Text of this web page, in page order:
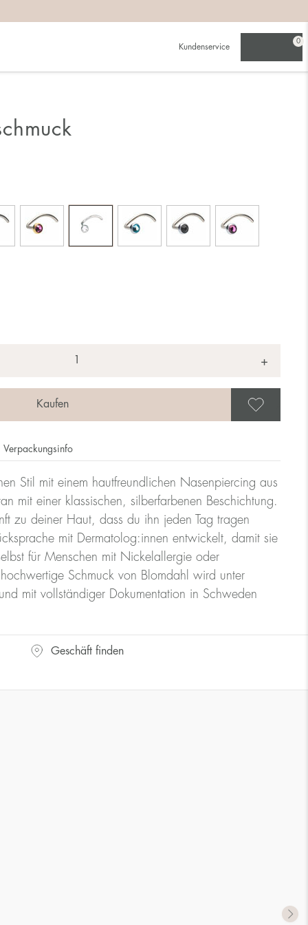
Kundenservice
0
+
Verpackungsinfo
Stil mit einem hautfreundlichen Nasenpiercing aus
mit einer klassischen, silberfarbenen Beschichtung.
zu deiner Haut, dass du ihn jeden Tag tragen
mit Dermatolog:innen entwickelt, damit sie
für Menschen mit Nickelallergie oder
Schmuck von Blomdahl wird unter
mit vollständiger Dokumentation in Schweden
Geschäft finden